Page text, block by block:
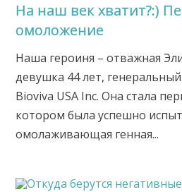
На наш век хватит?:)
омоложение
Наша героиня – отважная
девушка 44 лет,
Bioviva USA Inc. Она стала
котором была успешно
омолаживающая генная...